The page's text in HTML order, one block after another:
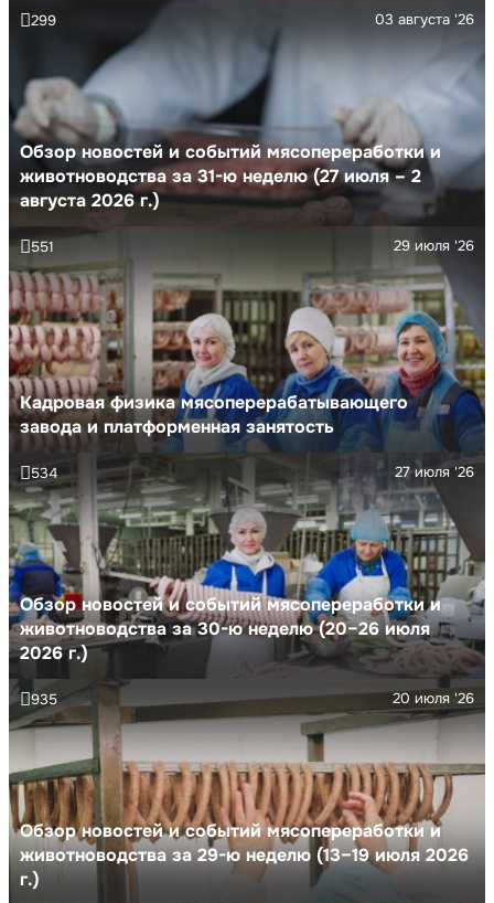
Обзор новостей и событий мясопереработки и
животноводства за 31-ю неделю (27 июля – 2
августа 2026 г.)
03 августа '26
299
Кадровая физика мясоперерабатывающего
завода и платформенная занятость
29 июля '26
551
Обзор новостей и событий мясопереработки и
животноводства за 30-ю неделю (20–26 июля
2026 г.)
27 июля '26
534
Обзор новостей и событий мясопереработки и
животноводства за 29-ю неделю (13–19 июля 2026
г.)
20 июля '26
935